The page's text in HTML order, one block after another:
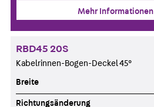
Mehr Informationen
RBD45 20S
Kabelrinnen-Bogen-Deckel 45°
Breite
Richtungsänderung